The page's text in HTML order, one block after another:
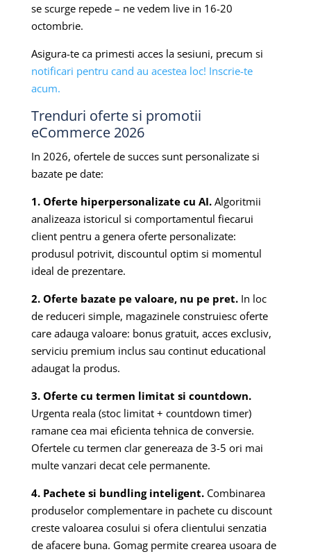
se scurge repede – ne vedem live in 16-20
octombrie.
Asigura-te ca primesti acces la sesiuni, precum si
notificari pentru cand au acestea loc! Inscrie-te
acum.
Trenduri oferte si promotii
eCommerce 2026
In 2026, ofertele de succes sunt personalizate si
bazate pe date:
1. Oferte hiperpersonalizate cu AI.Algoritmii
analizeaza istoricul si comportamentul fiecarui
client pentru a genera oferte personalizate:
produsul potrivit, discountul optim si momentul
ideal de prezentare.
2. Oferte bazate pe valoare, nu pe pret.In loc
de reduceri simple, magazinele construiesc oferte
care adauga valoare: bonus gratuit, acces exclusiv,
serviciu premium inclus sau continut educational
adaugat la produs.
3. Oferte cu termen limitat si countdown.
Urgenta reala (stoc limitat + countdown timer)
ramane cea mai eficienta tehnica de conversie.
Ofertele cu termen clar genereaza de 3-5 ori mai
multe vanzari decat cele permanente.
4. Pachete si bundling inteligent.Combinarea
produselor complementare in pachete cu discount
creste valoarea cosului si ofera clientului senzatia
de afacere buna. Gomag permite crearea usoara de